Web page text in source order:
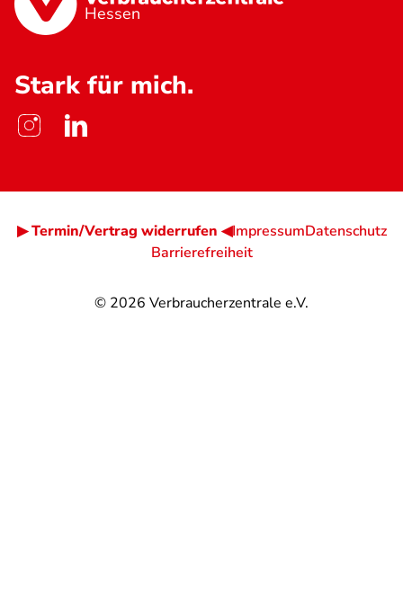
Hessen
Stark für mich.
© 2026 Verbraucherzentrale e.V.
▶ Termin/Vertrag widerrufen ◀ImpressumDatenschutz
Barrierefreiheit